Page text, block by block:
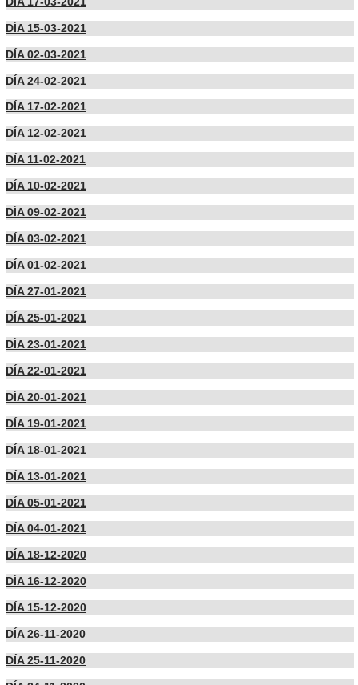
DÍA 15-03-2021
DÍA 02-03-2021
DÍA 24-02-2021
DÍA 17-02-2021
DÍA 12-02-2021
DÍA 11-02-2021
DÍA 10-02-2021
DÍA 09-02-2021
DÍA 03-02-2021
DÍA 01-02-2021
DÍA 27-01-2021
DÍA 25-01-2021
DÍA 23-01-2021
DÍA 22-01-2021
DÍA 20-01-2021
DÍA 19-01-2021
DÍA 18-01-2021
DÍA 13-01-2021
DÍA 05-01-2021
DÍA 04-01-2021
DÍA 18-12-2020
DÍA 16-12-2020
DÍA 15-12-2020
DÍA 26-11-2020
DÍA 25-11-2020